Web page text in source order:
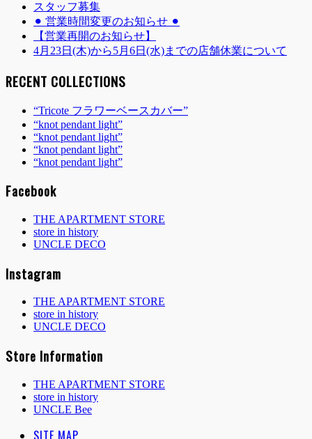
スタッフ募集
⚫︎ 営業時間変更のお知らせ ⚫︎
【営業再開のお知らせ】
4月23日(木)から5月6日(水)までの店舗休業について
RECENT COLLECTIONS
“Tricote フラワーベースカバー”
“knot pendant light”
“knot pendant light”
“knot pendant light”
“knot pendant light”
Facebook
THE APARTMENT STORE
store in history
UNCLE DECO
Instagram
THE APARTMENT STORE
store in history
UNCLE DECO
Store Information
THE APARTMENT STORE
store in history
UNCLE Bee
SITE MAP